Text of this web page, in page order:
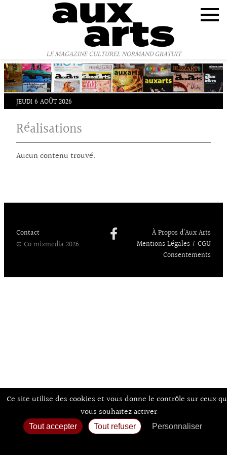
LE MAGAZINE CULTUREL NORMAND GRATUIT
JEUDI 6 AOÛT 2026
Réalisations
Aucun contenu trouvé.
Contact
© Co.mixmedia 2026
À Propos d’Aux Arts
Mentions Légales / CGU
Consentements
Panneau de gestion des cookies
Ce site utilise des cookies et vous donne le contrôle sur ceux
vous souhaitez activer
Tout accepter Tout refuser
Personnaliser